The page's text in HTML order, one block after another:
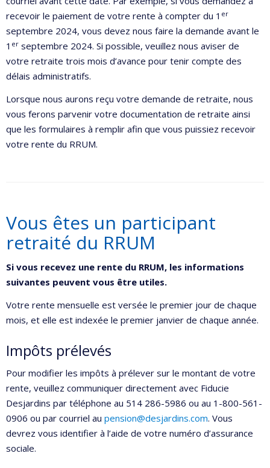
recevoir le paiement de votre rente à compter du 1 er
septembre 2024, vous devez nous faire la demande avant le
1 er septembre 2024. Si possible, veuillez nous aviser de
votre retraite trois mois d’avance pour tenir compte des
délais administratifs.
Lorsque nous aurons reçu votre demande de retraite, nous
vous ferons parvenir votre documentation de retraite ainsi
que les formulaires à remplir afin que vous puissiez recevoir
votre rente du RRUM.
Vous êtes un participant
retraité du RRUM
Si vous recevez une rente du RRUM, les informations
suivantes peuvent vous être utiles.
Votre rente mensuelle est versée le premier jour de chaque
mois, et elle est indexée le premier janvier de chaque année.
Impôts prélevés
Pour modifier les impôts à prélever sur le montant de votre
rente, veuillez communiquer directement avec Fiducie
Desjardins par téléphone au 514 286-5986 ou au 1-800-561-
0906 ou par courriel au pension@desjardins.com. Vous
devrez vous identifier à l’aide de votre numéro d’assurance
sociale.